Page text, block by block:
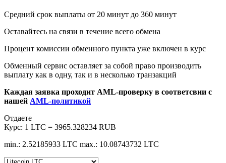
Средний срок выплаты от 20 минут до 360 минут
Оставайтесь на связи в течение всего обмена
Процент комиссии обменного пункта уже включен в курс
Обменный сервис оставляет за собой право производить
выплату как в одну, так и в несколько транзакций
Каждая заявка проходит AML-проверку в соответсвии с
нашей AML-политикой
Отдаете
Курс: 1 LTC = 3965.328234 RUB
min.: 2.52185933 LTC max.: 10.08743732 LTC